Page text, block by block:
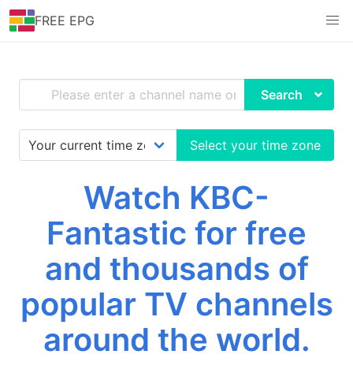
FREE EPG
Search
Select your time zone
Watch KBC-
Fantastic for free
and thousands of
popular TV channels
around the world.